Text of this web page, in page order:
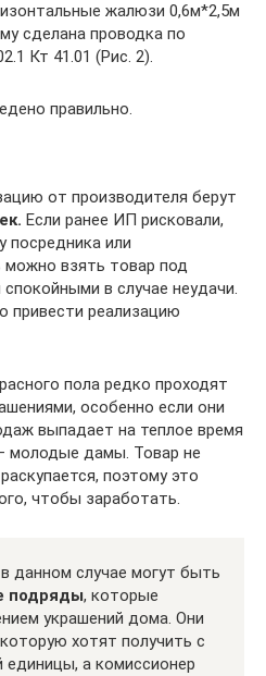
жалюзи 0,6м*2,5м
сделана проводка по
Кт 41.01 (Рис. 2).
правильно.
от производителя берут
Если ранее ИП рисковали,
посредника или
можно взять товар под
в случае неудачи.
привести реализацию
пола редко проходят
особенно если они
выпадает на теплое время
молодые дамы. Товар не
поэтому это
чтобы заработать.
данном случае могут быть
подряды, которые
украшений дома. Они
хотят получить с
единицы, а комиссионер